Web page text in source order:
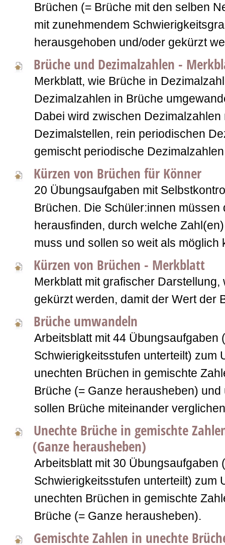
Brüchen (= Brüche mit den selben
mit zunehmendem
herausgehoben und/oder gekürzt
Brüche und Dezimalzahlen -
Merkblatt, wie Brüche in
Dezimalzahlen in Brüche
Dabei wird zwischen Dezimalzahlen
Dezimalstellen, rein periodischen
gemischt periodische
Kürzen von Brüchen für Könner
20 Übungsaufgaben mit
Brüchen. Die Schüler:innen müssen
herausfinden, durch welche
muss und sollen so weit als möglich
Kürzen von Brüchen - Merkblatt
Merkblatt mit grafischer Darstellung,
gekürzt werden, damit der Wert der
Brüche umwandeln
Arbeitsblatt mit 44 Übungsaufgaben
Schwierigkeitsstufen unterteilt) zum
unechten Brüchen in gemischte
Brüche (= Ganze herausheben)
sollen Brüche miteinander
Unechte Brüche in gemischte
(Ganze herausheben)
Arbeitsblatt mit 30 Übungsaufgaben
Schwierigkeitsstufen unterteilt) zum
unechten Brüchen in gemischte
Brüche (= Ganze herausheben).
Gemischte Zahlen in unechte